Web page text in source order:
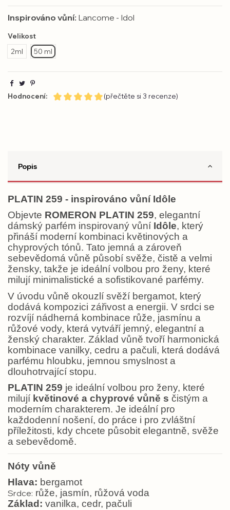
Inspirováno vůní: Lancome - Idol
Velikost
2ml
50 ml
Hodnocení: (přečtěte si 3 recenze)
Popis
PLATIN 259 - inspirováno vůní Idôle
Objevte ROMERON PLATIN 259, elegantní
dámský parfém inspirovaný vůní Idôle, který
přináší moderní kombinaci květinových a
chyprových tónů. Tato jemná a zároveň
sebevědomá vůně působí svěže, čistě a velmi
žensky, takže je ideální volbou pro ženy, které
milují minimalistické a sofistikované parfémy.
V úvodu vůně okouzlí svěží bergamot, který
dodává kompozici zářivost a energii. V srdci se
rozvíjí nádherná kombinace růže, jasmínu a
růžové vody, která vytváří jemný, elegantní a
ženský charakter. Základ vůně tvoří harmonická
kombinace vanilky, cedru a pačuli, která dodává
parfému hloubku, jemnou smyslnost a
dlouhotrvající stopu.
PLATIN 259 je ideální volbou pro ženy, které
milují květinové a chyprové vůně s čistým a
moderním charakterem. Je ideální pro
každodenní nošení, do práce i pro zvláštní
příležitosti, kdy chcete působit elegantně, svěže
a sebevědomě.
Nóty vůně
Hlava: bergamot
Srdce: růže, jasmín, růžová voda
Základ: vanilka, cedr, pačuli